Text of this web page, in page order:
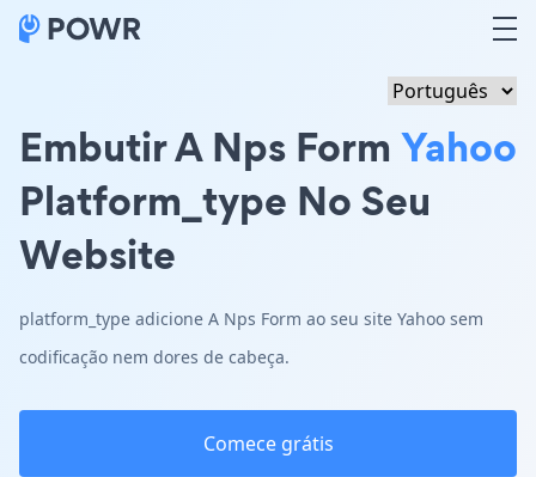
Embutir A Nps Form Yahoo
Platform_type No Seu
Website
platform_type adicione A Nps Form ao seu site Yahoo sem
codificação nem dores de cabeça.
Comece grátis